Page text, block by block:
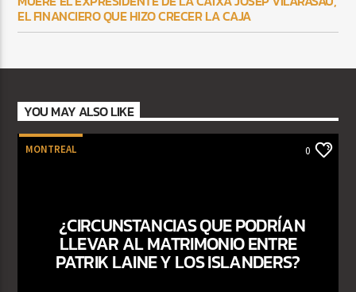
EL FINANCIERO QUE HIZO CRECER LA CAJA
YOU MAY ALSO LIKE
MONTREAL 0
¿CIRCUNSTANCIAS QUE PODRÍAN
LLEVAR AL MATRIMONIO ENTRE
PATRIK LAINE Y LOS ISLANDERS?